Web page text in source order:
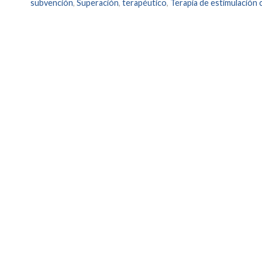
subvención, Superación, terapéutico, Terapia de estimulación